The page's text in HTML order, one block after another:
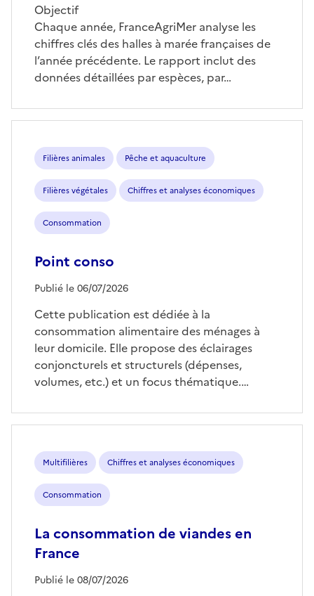
Objectif
Chaque année, FranceAgriMer analyse les
chiffres clés des halles à marée françaises de
l’année précédente. Le rapport inclut des
données détaillées par espèces, par…
Filières animales Pêche et aquaculture
Filières végétales Chiffres et analyses économiques
Consommation
Point conso
Publié le 06/07/2026
Cette publication est dédiée à la
consommation alimentaire des ménages à
leur domicile. Elle propose des éclairages
conjoncturels et structurels (dépenses,
volumes, etc.) et un focus thématique.…
Multifilières Chiffres et analyses économiques
Consommation
La consommation de viandes en
France
Publié le 08/07/2026